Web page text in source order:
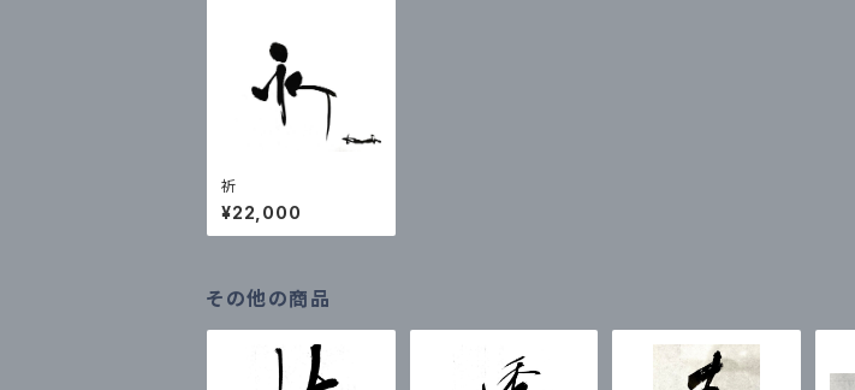
祈
¥22,000
その他の商品